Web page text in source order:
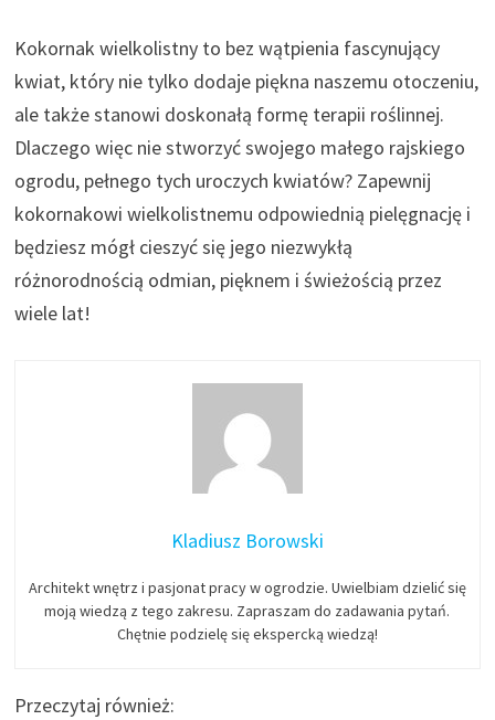
Kokornak wielkolistny to bez wątpienia fascynujący
kwiat, który nie tylko dodaje piękna naszemu otoczeniu,
ale także stanowi doskonałą formę terapii roślinnej.
Dlaczego więc nie stworzyć swojego małego rajskiego
ogrodu, pełnego tych uroczych kwiatów? Zapewnij
kokornakowi wielkolistnemu odpowiednią pielęgnację i
będziesz mógł cieszyć się jego niezwykłą
różnorodnością odmian, pięknem i świeżością przez
wiele lat!
Kladiusz Borowski
Architekt wnętrz i pasjonat pracy w ogrodzie. Uwielbiam dzielić się
moją wiedzą z tego zakresu. Zapraszam do zadawania pytań.
Chętnie podzielę się ekspercką wiedzą!
Przeczytaj również: